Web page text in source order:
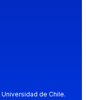
de Chile.